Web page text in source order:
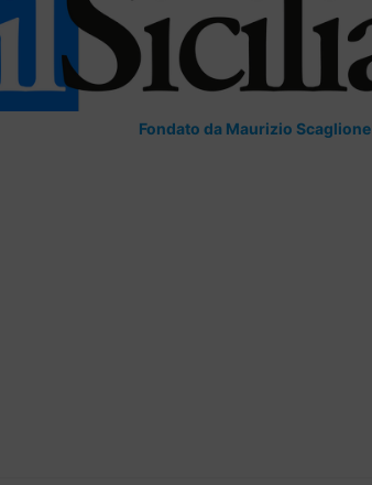
Fondato da Maurizio Scaglione